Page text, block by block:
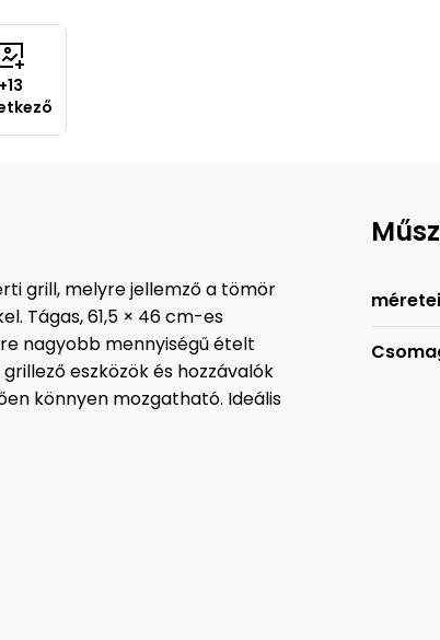
+13
grill, melyre jellemző a tömör
Tágas, 61,5 × 46 cm-es
nagyobb mennyiségű ételt
eszközök és hozzávalók
könnyen mozgatható. Ideális
méretei